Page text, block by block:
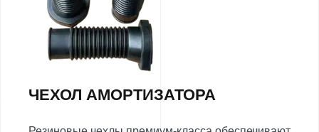
ЧЕХОЛ АМОРТИЗАТОРА